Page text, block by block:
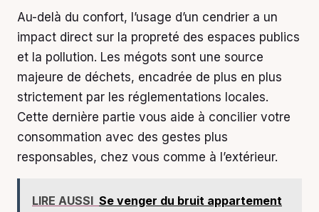
Au-delà du confort, l’usage d’un cendrier a un
impact direct sur la propreté des espaces publics
et la pollution. Les mégots sont une source
majeure de déchets, encadrée de plus en plus
strictement par les réglementations locales.
Cette dernière partie vous aide à concilier votre
consommation avec des gestes plus
responsables, chez vous comme à l’extérieur.
LIRE AUSSI Se venger du bruit appartement